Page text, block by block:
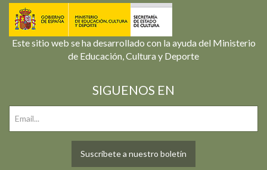
Este sitio web se ha desarrollado con la ayuda del Ministerio
de Educación, Cultura y Deporte
SIGUENOS EN
Suscríbete a nuestro boletín